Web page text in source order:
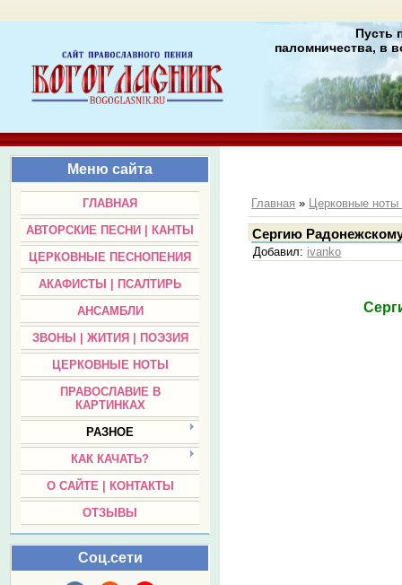
Пусть
паломничества, в
Меню сайта
ГЛАВНАЯ
АВТОРСКИЕ ПЕСНИ | КАНТЫ
ЦЕРКОВНЫЕ ПЕСНОПЕНИЯ
АКАФИСТЫ | ПСАЛТИРЬ
АНСАМБЛИ
ЗВОНЫ | ЖИТИЯ | ПОЭЗИЯ
ЦЕРКОВНЫЕ НОТЫ
ПРАВОСЛАВИЕ В
КАРТИНКАХ
РАЗНОЕ
КАК КАЧАТЬ?
О САЙТЕ | КОНТАКТЫ
ОТЗЫВЫ
Соц.сети
Главная » Церковные ноты
Сергию
Добавил: ivanko